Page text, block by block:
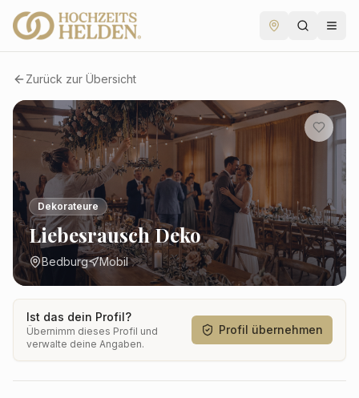
Zurück zur Übersicht
Dekorateure
Liebesrausch Deko
Bedburg Mobil
Ist das dein Profil?
Übernimm dieses Profil und
verwalte deine Angaben.
Profil übernehmen